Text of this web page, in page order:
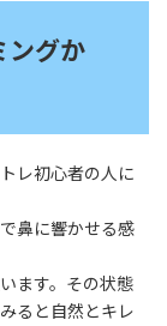
ングか
レ初心者の人に
鼻に響かせる感
ます。その状態
ると自然とキレ